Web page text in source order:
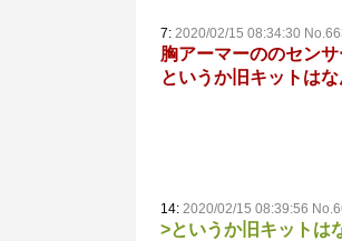
7: 2020/02/15 08:34:30
胸アーマーののセン
というか旧キットは
14: 2020/02/15 08:39:56
>というか旧キットは